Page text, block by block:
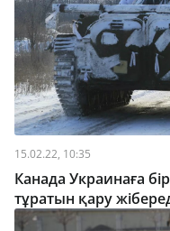
15.02.22, 10:35
Канада Украинаға
тұратын қару